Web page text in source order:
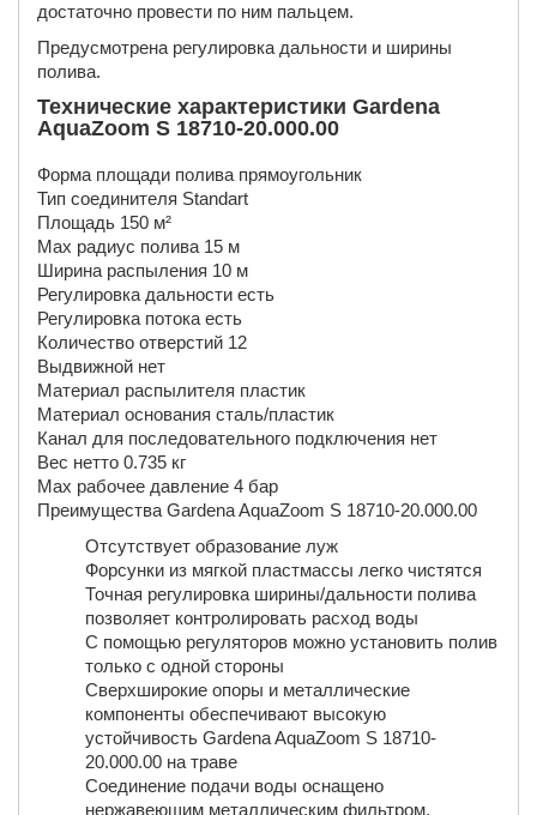
достаточно провести по ним пальцем.
Предусмотрена регулировка дальности и ширины
полива.
Технические характеристики Gardena
AquaZoom S 18710-20.000.00
Форма площади полива прямоугольник
Тип соединителя Standart
Площадь 150 м²
Max радиус полива 15 м
Ширина распыления 10 м
Регулировка дальности есть
Регулировка потока есть
Количество отверстий 12
Выдвижной нет
Материал распылителя пластик
Материал основания сталь/пластик
Канал для последовательного подключения нет
Вес нетто 0.735 кг
Max рабочее давление 4 бар
Преимущества Gardena AquaZoom S 18710-20.000.00
Отсутствует образование луж
Форсунки из мягкой пластмассы легко чистятся
Точная регулировка ширины/дальности полива
позволяет контролировать расход воды
С помощью регуляторов можно установить полив
только с одной стороны
Сверхширокие опоры и металлические
компоненты обеспечивают высокую
устойчивость Gardena AquaZoom S 18710-
20.000.00 на траве
Соединение подачи воды оснащено
нержавеющим металлическим фильтром,